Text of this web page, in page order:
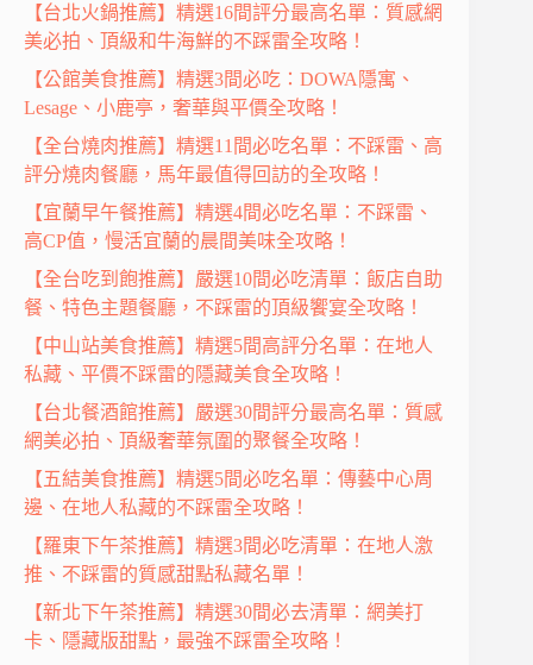
【台北火鍋推薦】精選16間評分最高名單：質感網
美必拍、頂級和牛海鮮的不踩雷全攻略！
【公館美食推薦】精選3間必吃：DOWA隱寓、
Lesage、小鹿亭，奢華與平價全攻略！
【全台燒肉推薦】精選11間必吃名單：不踩雷、高
評分燒肉餐廳，馬年最值得回訪的全攻略！
【宜蘭早午餐推薦】精選4間必吃名單：不踩雷、
高CP值，慢活宜蘭的晨間美味全攻略！
【全台吃到飽推薦】嚴選10間必吃清單：飯店自助
餐、特色主題餐廳，不踩雷的頂級饗宴全攻略！
【中山站美食推薦】精選5間高評分名單：在地人
私藏、平價不踩雷的隱藏美食全攻略！
【台北餐酒館推薦】嚴選30間評分最高名單：質感
網美必拍、頂級奢華氛圍的聚餐全攻略！
【五結美食推薦】精選5間必吃名單：傳藝中心周
邊、在地人私藏的不踩雷全攻略！
【羅東下午茶推薦】精選3間必吃清單：在地人激
推、不踩雷的質感甜點私藏名單！
【新北下午茶推薦】精選30間必去清單：網美打
卡、隱藏版甜點，最強不踩雷全攻略！